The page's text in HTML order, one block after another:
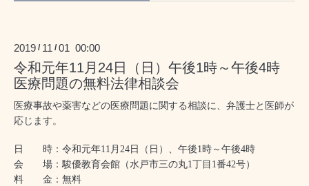
2019 / 11 /01 00:00
令和元年11月24日（日）午後1時～午後4時
医療問題の無料法律相談会
医療事故や薬害などの医療問題に関する相談に、弁護士と医師が
応じます。
日 時：令和元年11月24日（日）、午後1時～午後4時
会 場：駿優教育会館（水戸市三の丸1丁目1番42号）
料 金：無料